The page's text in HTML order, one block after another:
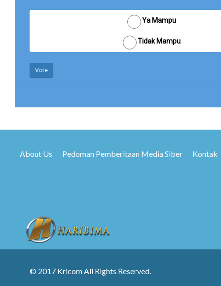
Ya Mampu
Tidak Mampu
Vote
About Us Pedoman Pemberitaan Media Siber Kontak
© 2017 Kricom All Rights Reserved.